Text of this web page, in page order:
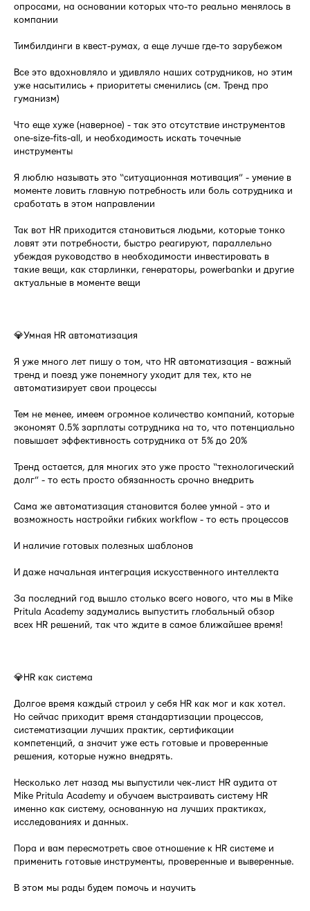
опросами, на основании которых что-то реально менялось в
компании
Тимбилдинги в квест-румах, а еще лучше где-то зарубежом
Все это вдохновляло и удивляло наших сотрудников, но этим
уже насытились + приоритеты сменились (см. Тренд про
гуманизм)
Что еще хуже (наверное) - так это отсутствие инструментов
one-size-fits-all, и необходимость искать точечные
инструменты
Я люблю называть это “ситуационная мотивация” - умение в
моменте ловить главную потребность или боль сотрудника и
сработать в этом направлении
Так вот HR приходится становиться людьми, которые тонко
ловят эти потребности, быстро реагируют, параллельно
убеждая руководство в необходимости инвестировать в
такие вещи, как старлинки, генераторы, powerbankи и другие
актуальные в моменте вещи
💎Умная HR автоматизация
Я уже много лет пишу о том, что HR автоматизация - важный
тренд и поезд уже понемногу уходит для тех, кто не
автоматизирует свои процессы
Тем не менее, имеем огромное количество компаний, которые
экономят 0.5% зарплаты сотрудника на то, что потенциально
повышает эффективность сотрудника от 5% до 20%
Тренд остается, для многих это уже просто “технологический
долг” - то есть просто обязанность срочно внедрить
Сама же автоматизация становится более умной - это и
возможность настройки гибких workflow - то есть процессов
И наличие готовых полезных шаблонов
И даже начальная интеграция искусственного интеллекта
За последний год вышло столько всего нового, что мы в Mike
Pritula Academy задумались выпустить глобальный обзор
всех HR решений, так что ждите в самое ближайшее время!
💎HR как система
Долгое время каждый строил у себя HR как мог и как хотел.
Но сейчас приходит время стандартизации процессов,
систематизации лучших практик, сертификации
компетенций, а значит уже есть готовые и проверенные
решения, которые нужно внедрять.
Несколько лет назад мы выпустили чек-лист HR аудита от
Mike Pritula Academy и обучаем выстраивать систему HR
именно как систему, основанную на лучших практиках,
исследованиях и данных.
Пора и вам пересмотреть свое отношение к HR системе и
применить готовые инструменты, проверенные и выверенные.
В этом мы рады будем помочь и научить